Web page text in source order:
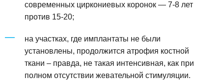
современных циркониевых коронок — 7-8 лет
против 15-20;
на участках, где имплантаты не были
установлены, продолжится атрофия костной
ткани – правда, не такая интенсивная, как при
полном отсутствии жевательной стимуляции.